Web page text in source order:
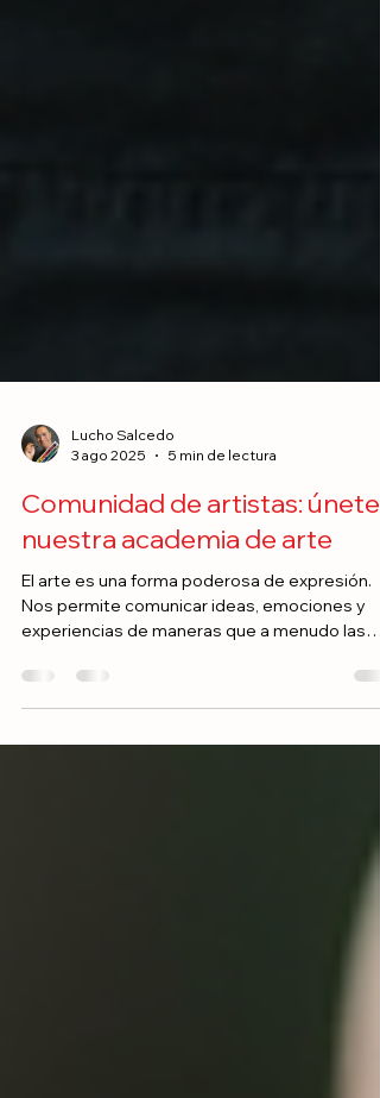
3 ago 2025
5 min de lectura
Comunidad de artistas: únete
nuestra academia de arte
El arte es una forma poderosa de expresión.
experiencias de maneras que a menudo las
palabras no...